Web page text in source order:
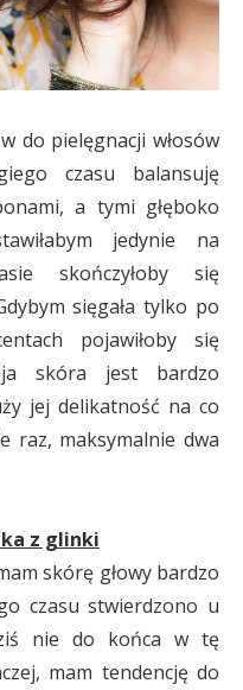
do pielęgnacji włosów
czasu balansuję
a tymi głęboko
jedynie na
skończyłoby się
sięgała tylko po
pojawiłoby się
skóra jest bardzo
jej delikatność na co
raz, maksymalnie dwa
z glinki
skórę głowy bardzo
czasu stwierdzono u
nie do końca w tę
mam tendencję do